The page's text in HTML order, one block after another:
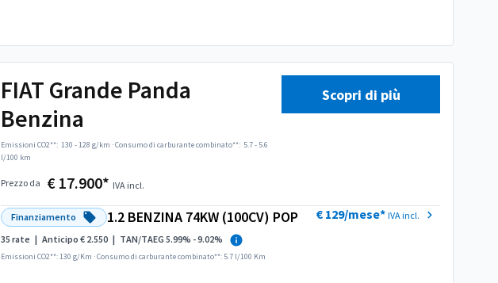
FIAT Grande Panda
Benzina
Emissioni CO2**: 130 - 128 g/km ·Consumo di carburante combinato**: 5.7 - 5.6
l/100 km
Prezzo da € 17.900* IVA incl.
Scopri di più
Finanziamento 1.2 BENZINA 74KW (100CV) POP
35 rate | Anticipo € 2.550 | TAN/TAEG 5.99% - 9.02%
Emissioni CO2**: 130 g/Km ·Consumo di carburante combinato**: 5.7 l/100 Km
€ 129/mese* IVA incl.